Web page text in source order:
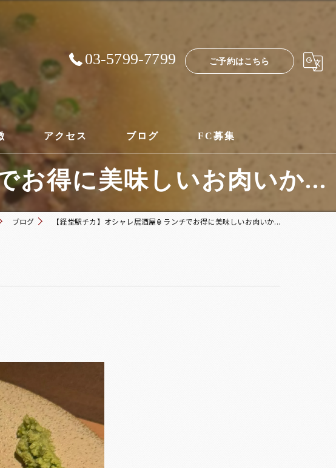
03-5799-7799 ご予約はこちら
アクセス ブログ FC募集
お得に美味しいお肉いか...
ブログ 【経堂駅チカ】オシャレ居酒屋🏮ランチでお得に美味しいお肉いか...